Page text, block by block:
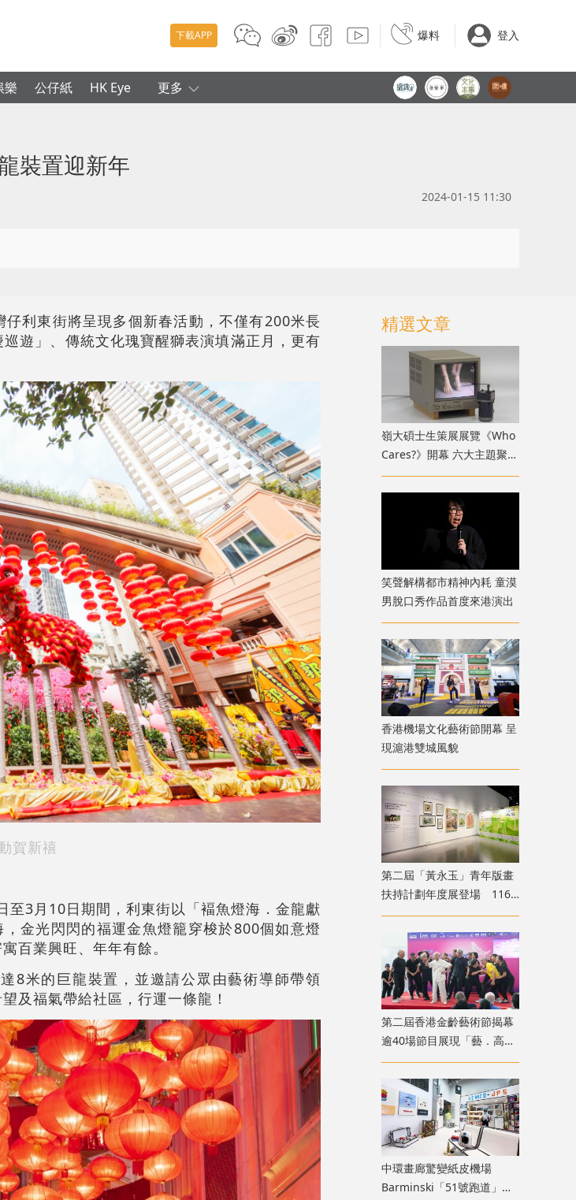
下載APP 爆料 登入
樂 公仔紙 HK Eye 更多
裝置迎新年
2024-01-15 11:30
利東街將呈現多個新春活動，不僅有200米長
遊」、傳統文化瑰寶醒獅表演填滿正月，更有
賀新禧
3月10日期間，利東街以「褔魚燈海．金龍獻
金光閃閃的福運金魚燈籠穿梭於800個如意燈
百業興旺、年年有餘。
8米的巨龍裝置，並邀請公眾由藝術導師帶領
及福氣帶給社區，行運一條龍！
精選文章
嶺大碩士生策展展覽《Who
Cares?》開幕 六大主題聚焦
新一代策展人多元關懷視野
笑聲解構都市精神內耗 童漠
男脫口秀作品首度來港演出
香港機場文化藝術節開幕 呈
現滬港雙城風貌
第二屆「黃永玉」青年版畫
扶持計劃年度展登場 116
位青年創作者共展版畫新貌
第二屆香港金齡藝術節揭幕
逾40場節目展現「藝．高齡
膽大」生命力
中環畫廊驚變紙皮機場
Barminski「51號跑道」用